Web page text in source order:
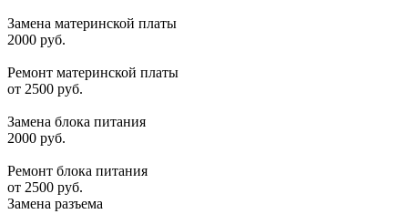
Замена материнской платы
2000 руб.
Ремонт материнской платы
от 2500 руб.
Замена блока питания
2000 руб.
Ремонт блока питания
от 2500 руб.
Замена разъема